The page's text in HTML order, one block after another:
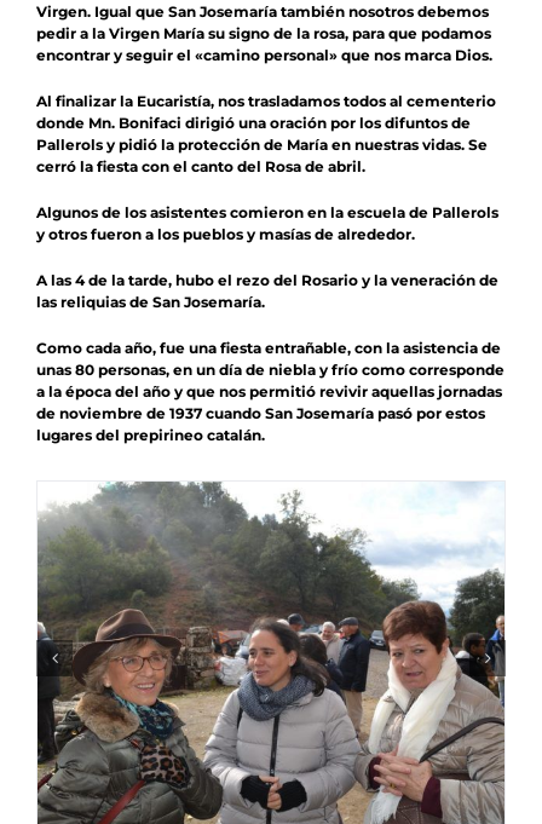
Virgen. Igual que San Josemaría también nosotros debemos
pedir a la Virgen María su signo de la rosa, para que podamos
encontrar y seguir el «camino personal» que nos marca Dios.
Al finalizar la Eucaristía, nos trasladamos todos al cementerio
donde Mn. Bonifaci dirigió una oración por los difuntos de
Pallerols y pidió la protección de María en nuestras vidas. Se
cerró la fiesta con el canto del Rosa de abril.
Algunos de los asistentes comieron en la escuela de Pallerols
y otros fueron a los pueblos y masías de alrededor.
A las 4 de la tarde, hubo el rezo del Rosario y la veneración de
las reliquias de San Josemaría.
Como cada año, fue una fiesta entrañable, con la asistencia de
unas 80 personas, en un día de niebla y frío como corresponde
a la época del año y que nos permitió revivir aquellas jornadas
de noviembre de 1937 cuando San Josemaría pasó por estos
lugares del prepirineo catalán.